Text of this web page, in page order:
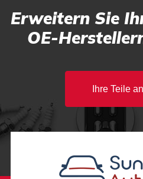
Erweitern Sie
OE-
Ihre Teile